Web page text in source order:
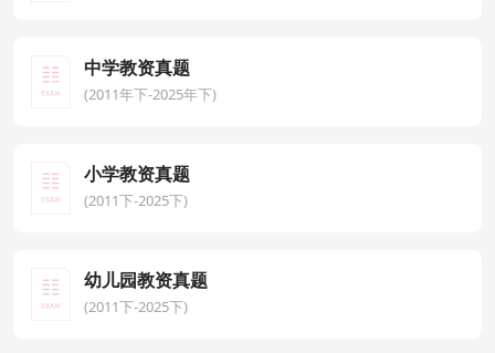
中学教资真题
(2011年下-2025年下)
小学教资真题
(2011下-2025下)
幼儿园教资真题
(2011下-2025下)